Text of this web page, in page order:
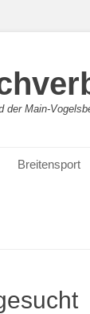
Main-
Breitensport